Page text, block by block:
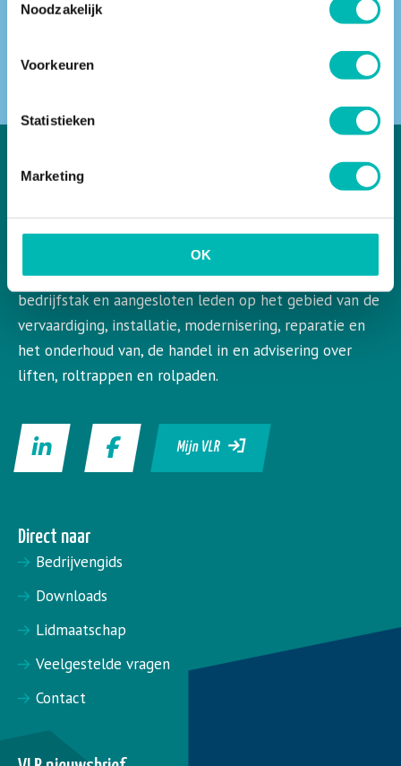
Noodzakelijk
Voorkeuren
Statistieken
Marketing
OK
VLR in het kort
VLR is de Nederlandse vereniging voor liften en
roltrappen. VLR behartigt de belangen van de gehele
bedrijfstak en aangesloten leden op het gebied van de
vervaardiging, installatie, modernisering, reparatie en
het onderhoud van, de handel in en advisering over
liften, roltrappen en rolpaden.
Mijn VLR
Direct naar
Bedrijvengids
Downloads
Lidmaatschap
Veelgestelde vragen
Contact